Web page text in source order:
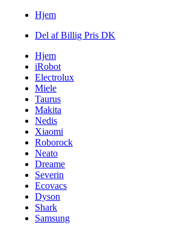
Hjem
Del af Billig Pris DK
Hjem
iRobot
Electrolux
Miele
Taurus
Makita
Nedis
Xiaomi
Roborock
Neato
Dreame
Severin
Ecovacs
Dyson
Shark
Samsung